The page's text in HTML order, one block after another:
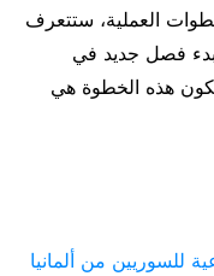
العملية، ستتعرف
فصل جديد في
هذه الخطوة هي
للسوريين من ألمانيا